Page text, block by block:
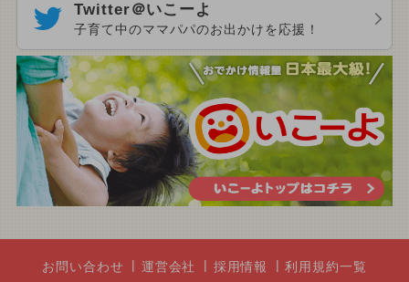
Twitter＠いこーよ
子育て中のママパパのお出かけを応援！
お問い合わせ 運営会社 採用情報 利用規約一覧